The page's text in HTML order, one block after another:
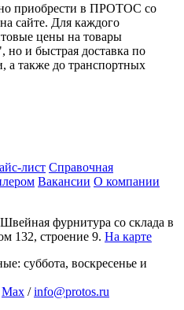
приобрести в ПРОТОС со
сайте. Для каждого
цены на товары
но и быстрая доставка по
а также до транспортных
лист Справочная
Вакансии О компании
Швейная фурнитура со склада в
132, строение 9. На карте
суббота, воскресенье и
Max /info@protos.ru